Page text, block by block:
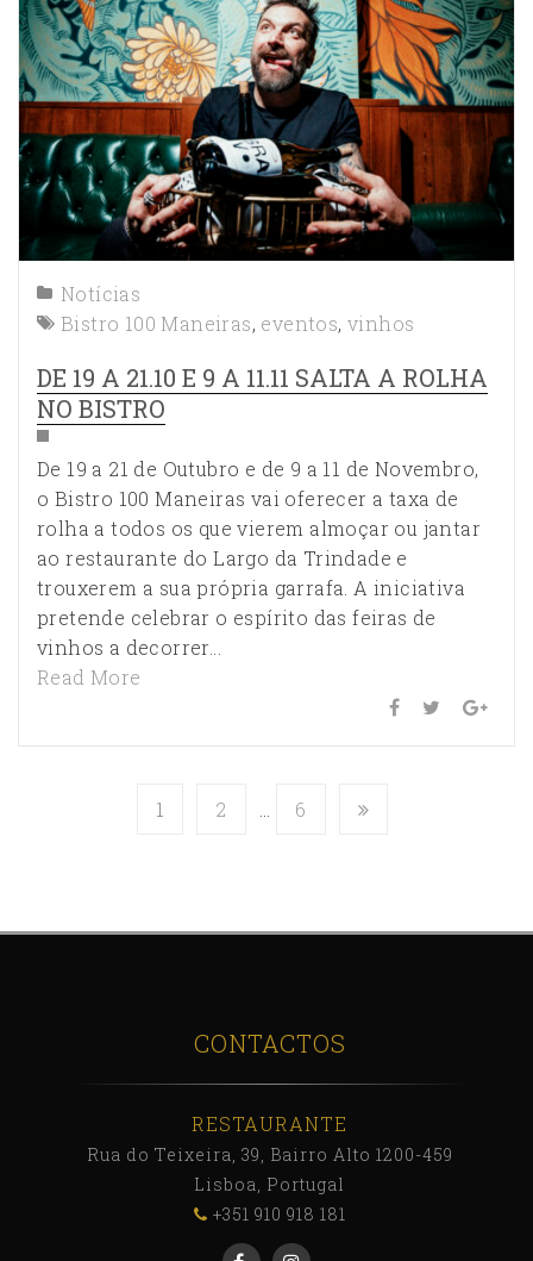
Notícias
Bistro 100 Maneiras, eventos,vinhos
DE 19 A 21.10 E 9 A 11.11 SALTA A ROLHA
NO BISTRO
De 19 a 21 de Outubro e de 9 a 11 de Novembro,
o Bistro 100 Maneiras vai oferecer a taxa de
rolha a todos os que vierem almoçar ou jantar
ao restaurante do Largo da Trindade e
trouxerem a sua própria garrafa. A iniciativa
pretende celebrar o espírito das feiras de
vinhos a decorrer...
Read More
1 2 … 6
CONTACTOS
RESTAURANTE
Rua do Teixeira, 39, Bairro Alto 1200-459
Lisboa, Portugal
+351 910 918 181